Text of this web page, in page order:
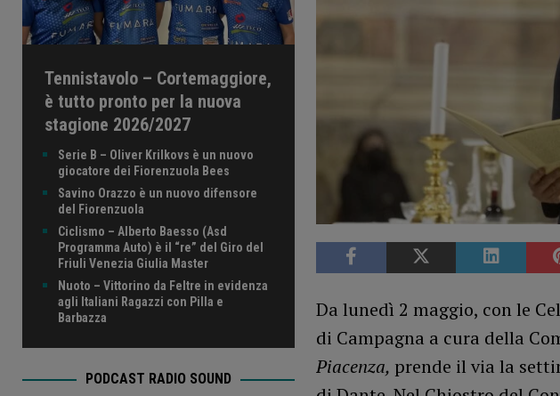
Da lunedì 2 maggio, con le
di Campagna a cura della
Piacenza, prende il via la
Tennistavolo – Cortemaggiore,
è tutto pronto per la nuova
stagione 2026/2027
Serie B – Oliver Krilkovs è un nuovo
giocatore dei Fiorenzuola Bees
Savino Orazzo è un nuovo difensore
del Fiorenzuola
Ciclismo – Alberto Baesso (Asd
Programma Auto) è il “re” del Giro del
Friuli Venezia Giulia Master
Nuoto – Vittorino da Feltre in evidenza
agli Italiani Ragazzi con Pilla e
Barbazza
PODCAST RADIO SOUND